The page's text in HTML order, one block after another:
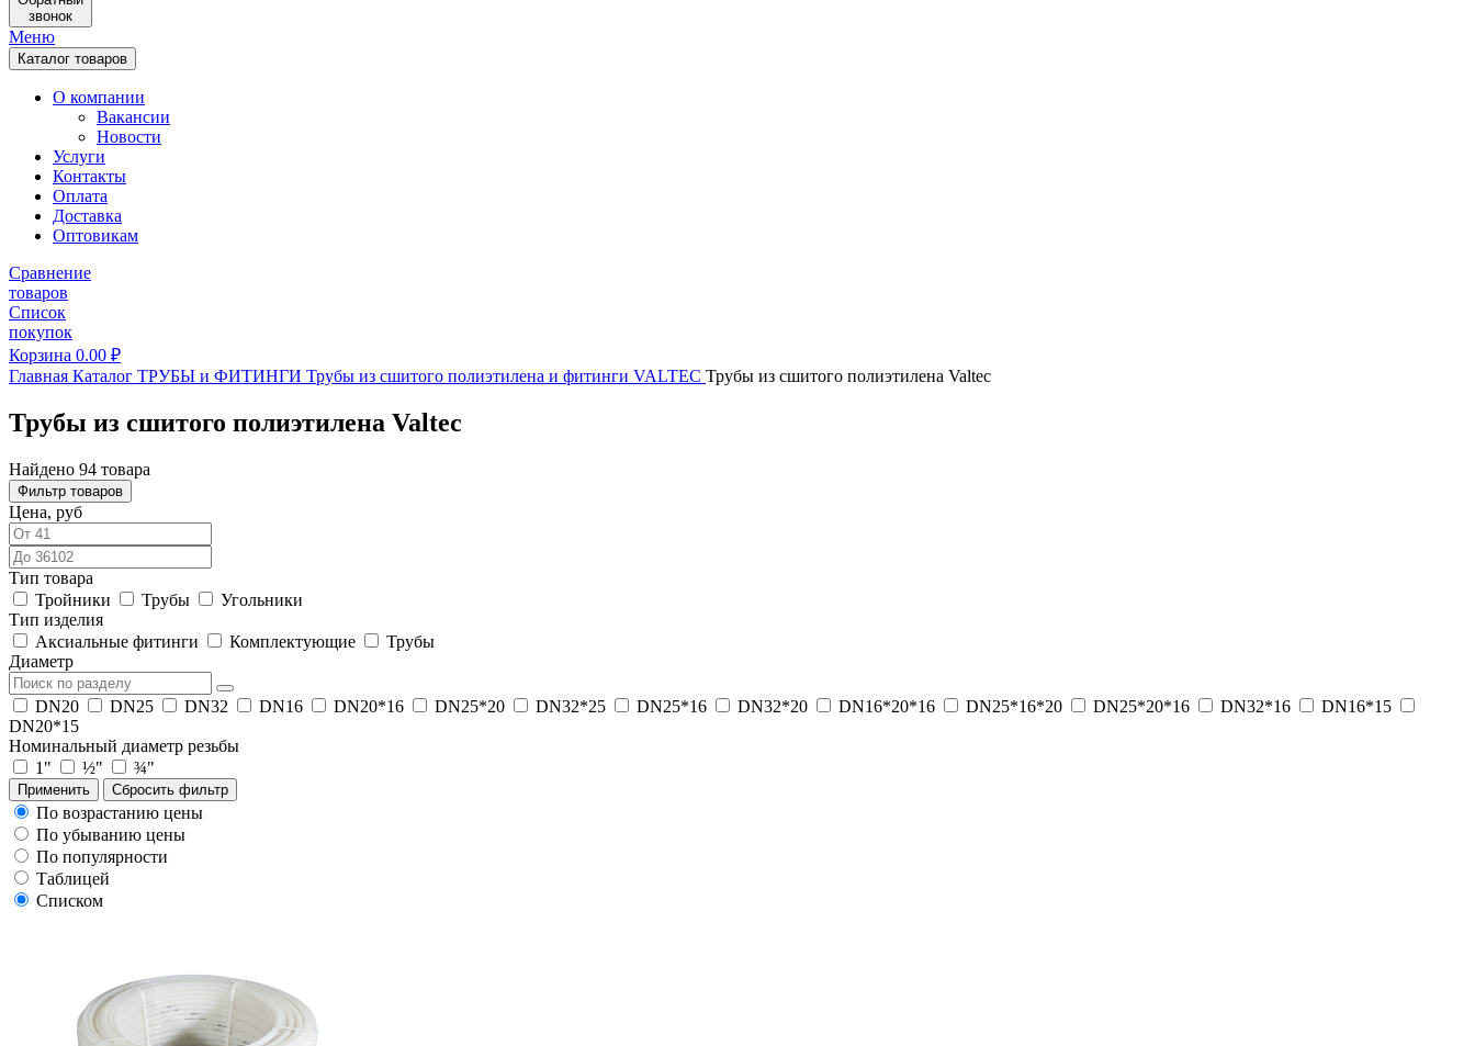
звонок
Меню
Каталог товаров
О компании
Вакансии
Новости
Услуги
Контакты
Оплата
Доставка
Оптовикам
Сравнение
товаров
Список
покупок
Корзина 0.00 ₽
Главная Каталог ТРУБЫ и ФИТИНГИ Трубы из сшитого полиэтилена и фитинги VALTEC Трубы из сшитого полиэтилена Valtec
Трубы из сшитого полиэтилена Valtec
Найдено 94 товара
Фильтр товаров
Цена, руб
Тип товара
Тройники
Трубы
Угольники
Тип изделия
Аксиальные фитинги
Комплектующие
Трубы
Диаметр
DN20 DN25 DN32 DN16 DN20*16 DN25*20 DN32*25 DN25*16 DN32*20 DN16*20*16 DN25*16*20 DN25*20*16 DN32*16
DN16*15
DN20*15
Номинальный диаметр резьбы
1"
½" ¾"
Применить Сбросить фильтр
По возрастанию цены
По убыванию цены
По популярности
Таблицей
Списком